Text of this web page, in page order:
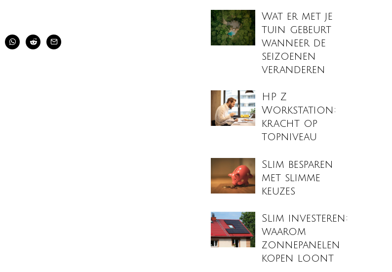
Wat er met je
tuin gebeurt
wanneer de
seizoenen
veranderen
HP Z
Workstation:
kracht op
topniveau
Slim besparen
met slimme
keuzes
Slim investeren:
waarom
zonnepanelen
kopen loont